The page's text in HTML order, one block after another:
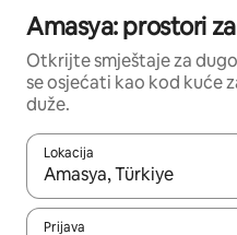
Amasya: prostori
Otkrijte smještaje za
se osjećati kao kod kuće
duže.
Lokacija
Kad su rezultati dostupni,
Prijava